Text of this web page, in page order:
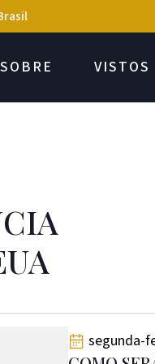
SOBRE VISTOS
segunda-